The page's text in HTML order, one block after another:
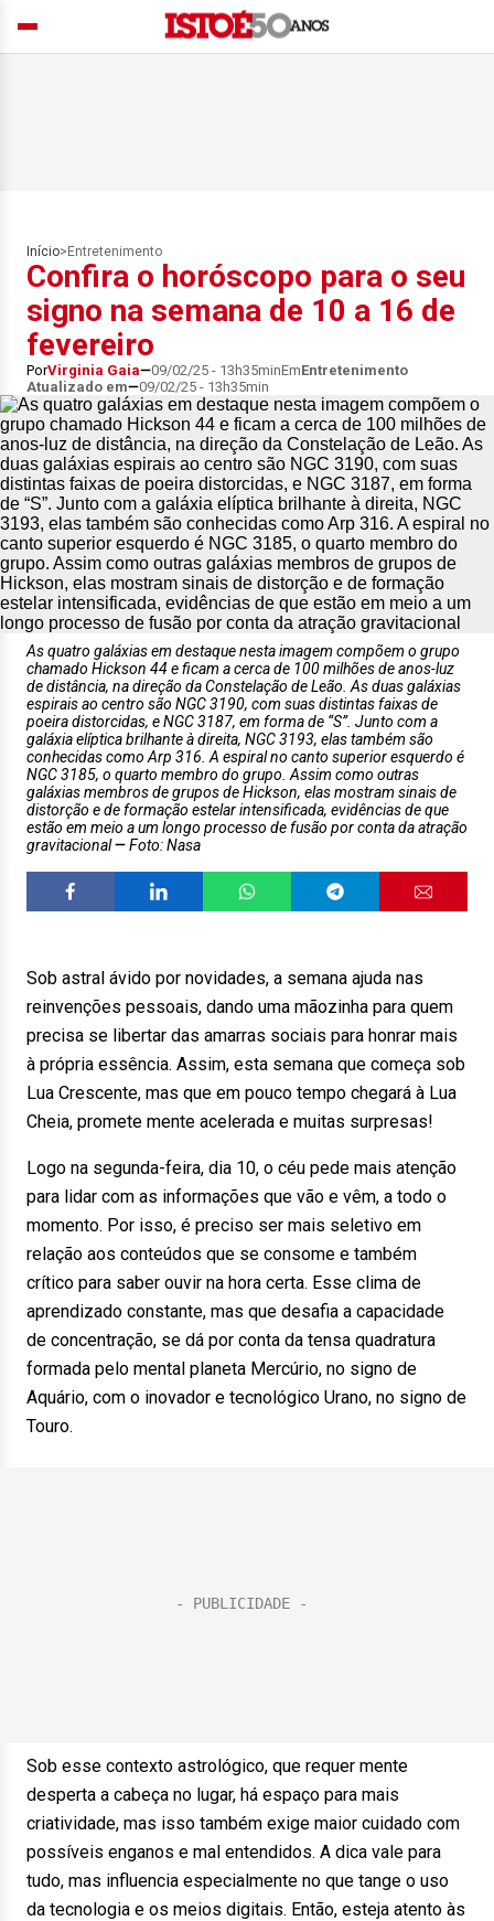
Início> Entretenimento
Confira o horóscopo para o seu
signo na semana de 10 a 16 de
fevereiro
PorVirginia Gaia 09/02/25 - 13h35minEmEntretenimento
Atualizado em
09/02/25 - 13h35min
As quatro galáxias em destaque nesta imagem compõem o grupo
chamado Hickson 44 e ficam a cerca de 100 milhões de anos-luz
de distância, na direção da Constelação de Leão. As duas galáxias
espirais ao centro são NGC 3190, com suas distintas faixas de
poeira distorcidas, e NGC 3187, em forma de “S”. Junto com a
galáxia elíptica brilhante à direita, NGC 3193, elas também são
conhecidas como Arp 316. A espiral no canto superior esquerdo é
NGC 3185, o quarto membro do grupo. Assim como outras
galáxias membros de grupos de Hickson, elas mostram sinais de
distorção e de formação estelar intensificada, evidências de que
estão em meio a um longo processo de fusão por conta da atração
gravitacional
Foto: Nasa
Sob astral ávido por novidades, a semana ajuda nas
reinvenções pessoais, dando uma mãozinha para quem
precisa se libertar das amarras sociais para honrar mais
à própria essência. Assim, esta semana que começa sob
Lua Crescente, mas que em pouco tempo chegará à Lua
Cheia, promete mente acelerada e muitas surpresas!
Logo na segunda-feira, dia 10, o céu pede mais atenção
para lidar com as informações que vão e vêm, a todo o
momento. Por isso, é preciso ser mais seletivo em
relação aos conteúdos que se consome e também
crítico para saber ouvir na hora certa. Esse clima de
aprendizado constante, mas que desafia a capacidade
de concentração, se dá por conta da tensa quadratura
formada pelo mental planeta Mercúrio, no signo de
Aquário, com o inovador e tecnológico Urano, no signo de
Touro.
Sob esse contexto astrológico, que requer mente
desperta a cabeça no lugar, há espaço para mais
criatividade, mas isso também exige maior cuidado com
possíveis enganos e mal entendidos. A dica vale para
tudo, mas influencia especialmente no que tange o uso
da tecnologia e os meios digitais. Então, esteja atento às